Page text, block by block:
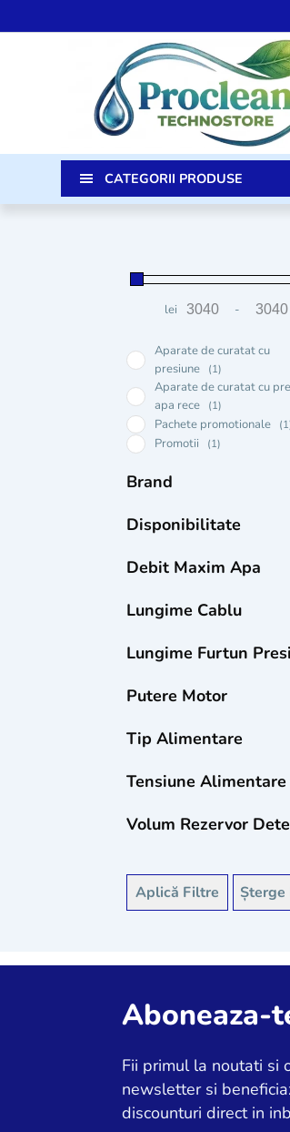
to
CATEGORII PRODUSE
lei Preț minim
-Preț maxim
Aparate de curatat cu
presiune
(1)
Aparate de curatat cu
apa rece
(1)
Pachete promotionale
Promotii (1)
Brand
Disponibilitate
Stoc epuizat
Debit Maxim Apa
Lungime Cablu
Lungime Furtun
Putere Motor
Tip Alimentare
Tensiune Alimentare
Volum Rezervor
Aplică Filtre
Aboneaza-
Fii primul la noutati si
newsletter si
discounturi direct in